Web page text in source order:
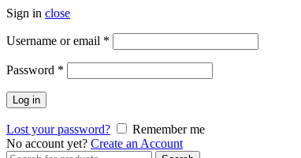
Sign in close
Username or email *
Password *
Log in
Lost your password?
Remember me
No account yet? Create an Account